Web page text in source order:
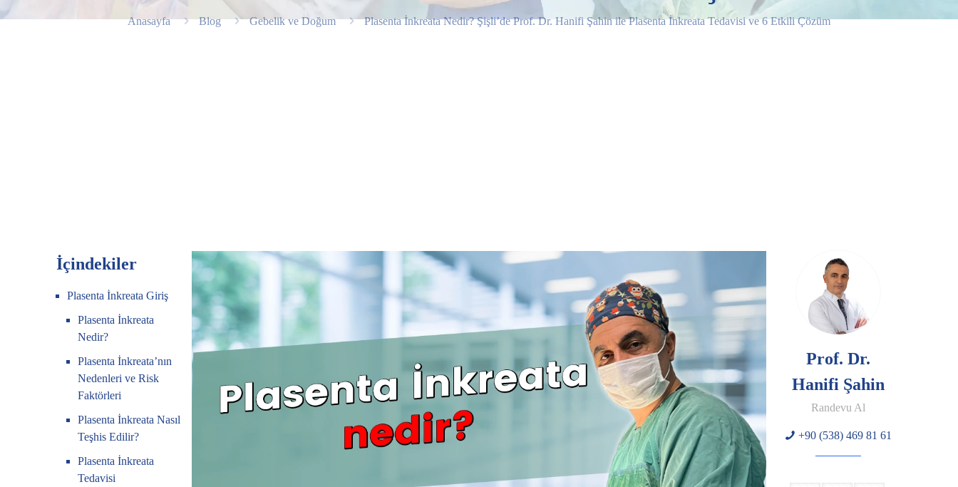
Anasayfa Blog Gebelik ve Doğum Plasenta İnkreata Nedir? Şişli’de Prof. Dr. Hanifi Şahin ile Plasenta İnkreata Tedavisi ve 6 Etkili Çözüm
İçindekiler
Plasenta İnkreata Giriş
Plasenta İnkreata
Nedir?
Plasenta İnkreata’nın
Nedenleri ve Risk
Faktörleri
Plasenta İnkreata Nasıl
Teşhis Edilir?
Plasenta İnkreata
Tedavisi
Prof. Dr.
Hanifi Şahin
Randevu Al
+90 (538) 469 81 61